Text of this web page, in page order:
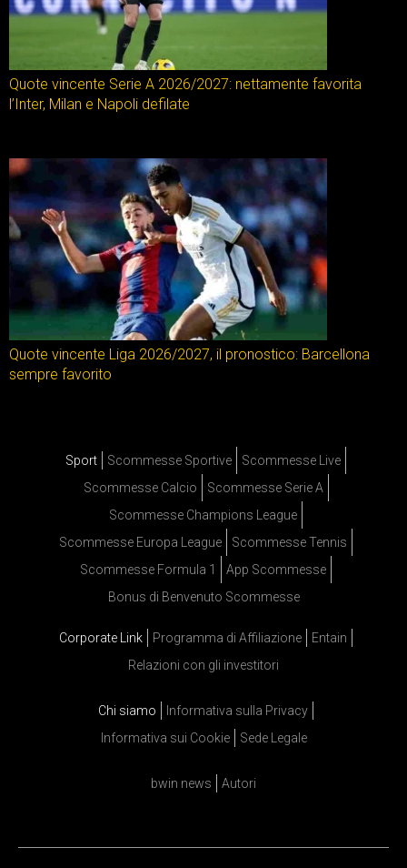
Quote vincente Serie A 2026/2027: nettamente favorita
l’Inter, Milan e Napoli defilate
Quote vincente Liga 2026/2027, il pronostico: Barcellona
sempre favorito
Sport Scommesse Sportive
Scommesse Live
Scommesse Calcio
Scommesse Serie A
Scommesse Champions League
Scommesse Europa League
Scommesse Tennis
Scommesse Formula 1
App Scommesse
Bonus di Benvenuto Scommesse
Corporate Link Programma di Affiliazione
Entain
Relazioni con gli investitori
Chi siamo
Informativa sulla Privacy
Informativa sui Cookie
Sede Legale
bwin news Autori